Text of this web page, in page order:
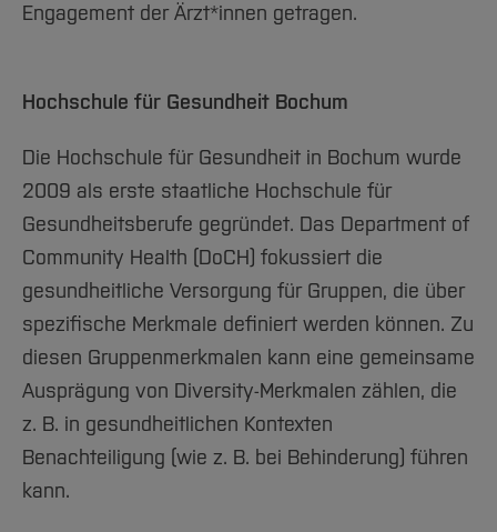
Engagement der Ärzt*innen getragen.
Hochschule für Gesundheit Bochum
Die Hochschule für Gesundheit in Bochum wurde
2009 als erste staatliche Hochschule für
Gesundheitsberufe gegründet. Das Department of
Community Health (DoCH) fokussiert die
gesundheitliche Versorgung für Gruppen, die über
spezifische Merkmale definiert werden können. Zu
diesen Gruppenmerkmalen kann eine gemeinsame
Ausprägung von Diversity-Merkmalen zählen, die
z. B. in gesundheitlichen Kontexten
Benachteiligung (wie z. B. bei Behinderung) führen
kann.